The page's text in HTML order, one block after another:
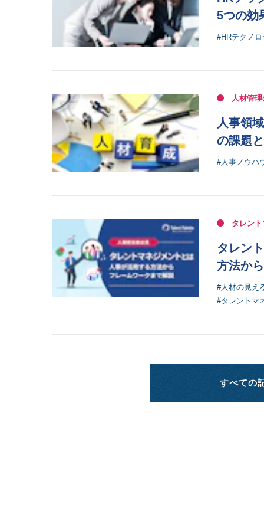
5つの効
#HRテクノロ
人材管
人事領
の課題
#人事ノウハ
タレン
タレン
方法か
#人材の見え
#タレントマ
すべての